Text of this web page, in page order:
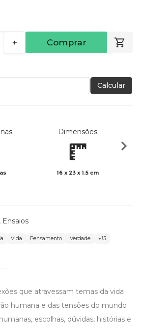
+ Comprar
Calcular
Dimensões
16 x 23 x 1.5 cm
, Ensaios
Vida Pensamento Verdade +13
que atravessam temas da vida
humana e das tensões do mundo
escolhas, dúvidas, histórias e